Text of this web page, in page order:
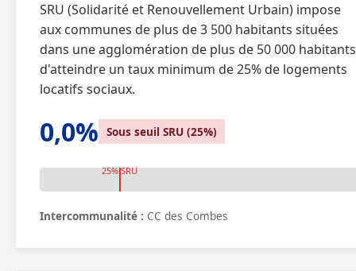
SRU (Solidarité et Renouvellement Urbain) impose
aux communes de plus de 3 500 habitants situées
dans une agglomération de plus de 50 000 habitants
d'atteindre un taux minimum de 25% de logements
locatifs sociaux.
0,0% Sous seuil SRU (25%)
25% SRU
Intercommunalité : CC des Combes